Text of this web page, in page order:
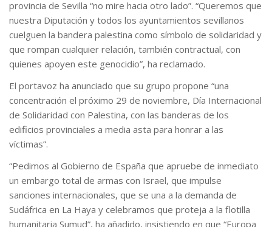
provincia de Sevilla “no mire hacia otro lado”. “Queremos que
nuestra Diputación y todos los ayuntamientos sevillanos
cuelguen la bandera palestina como símbolo de solidaridad y
que rompan cualquier relación, también contractual, con
quienes apoyen este genocidio”, ha reclamado.
El portavoz ha anunciado que su grupo propone “una
concentración el próximo 29 de noviembre, Día Internacional
de Solidaridad con Palestina, con las banderas de los
edificios provinciales a media asta para honrar a las
víctimas”.
“Pedimos al Gobierno de España que apruebe de inmediato
un embargo total de armas con Israel, que impulse
sanciones internacionales, que se una a la demanda de
Sudáfrica en La Haya y celebramos que proteja a la flotilla
humanitaria Sumud”, ha añadido, insistiendo en que “Europa